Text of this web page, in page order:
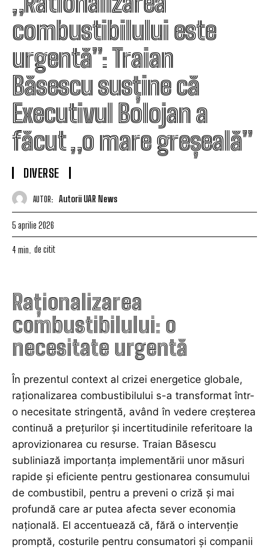
combustibilului este
urgentă”: Traian
Băsescu susține că
Executivul Bolojan a
făcut „o mare greșeală”
DIVERSE
AUTOR: Autorii UAR News
5 aprilie 2026
4 min. de citit
Raționalizarea
combustibilului: o
necesitate urgentă
În prezentul context al crizei energetice globale,
raționalizarea combustibilului s-a transformat într-
o necesitate stringentă, având în vedere creșterea
continuă a prețurilor și incertitudinile referitoare la
aprovizionarea cu resurse. Traian Băsescu
subliniază importanța implementării unor măsuri
rapide și eficiente pentru gestionarea consumului
de combustibil, pentru a preveni o criză și mai
profundă care ar putea afecta sever economia
națională. El accentuează că, fără o intervenție
promptă, costurile pentru consumatori și companii